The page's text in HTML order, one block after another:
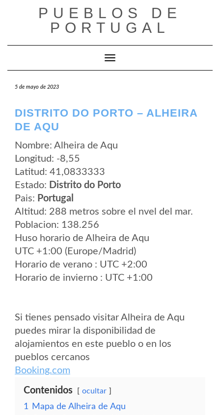
PUEBLOS DE
PORTUGAL
Cambiar modo de navegación
5 de mayo de 2023
DISTRITO DO PORTO – ALHEIRA
DE AQU
Nombre: Alheira de Aqu
Longitud: -8,55
Latitud: 41,0833333
Estado: Distrito do Porto
Pais: Portugal
Altitud: 288 metros sobre el nvel del mar.
Poblacion: 138.256
Huso horario de Alheira de Aqu
UTC +1:00 (Europe/Madrid)
Horario de verano : UTC +2:00
Horario de invierno : UTC +1:00
Si tienes pensado visitar Alheira de Aqu
puedes mirar la disponibilidad de
alojamientos en este pueblo o en los
pueblos cercanos
Booking.com
Contenidos ocultar
1
Mapa de Alheira de Aqu